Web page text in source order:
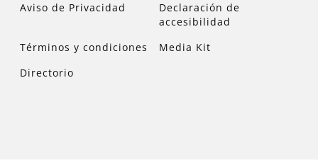
Aviso de Privacidad
Declaración de
accesibilidad
Términos y condiciones
Media Kit
Directorio